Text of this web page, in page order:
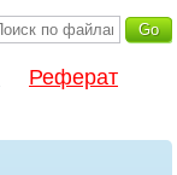
Реферат